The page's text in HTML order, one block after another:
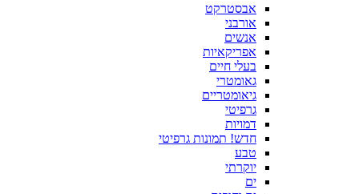
אבסטרקט
אורבני
אנשים
אפריקאיות
בעלי חיים
גאומטרי
גיאומטריים
גרפיטי
דמויות
חדש! תמונות גרפיטי
טבע
יוקרתי
ים